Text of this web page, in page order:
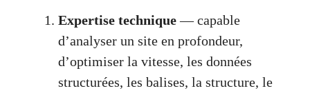
Expertise technique— capable
d’analyser un site en profondeur,
d’optimiser la vitesse, les données
structurées, les balises, la structure, le